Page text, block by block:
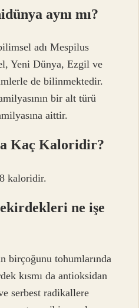
aynı mı?
adı Mespilus
Yeni Dünya, Ezgil ve
de bilinmektedir.
bir alt türü
aittir.
Kaç Kaloridir?
kaloridir.
ne işe
birçoğunu tohumlarında
kısmı da antioksidan
serbest radikallere